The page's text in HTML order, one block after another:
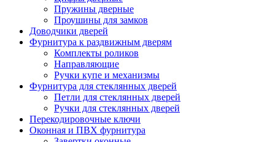
Пружины дверные
Проушины для замков
Доводчики дверей
Фурнитура к раздвижным дверям
Комплекты роликов
Направляющие
Ручки купе и механизмы
Фурнитура для стеклянных дверей
Петли для стеклянных дверей
Ручки для стеклянных дверей
Перекодировочные ключи
Оконная и ПВХ фурнитура